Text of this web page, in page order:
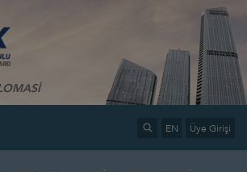
EN Üye Girişi